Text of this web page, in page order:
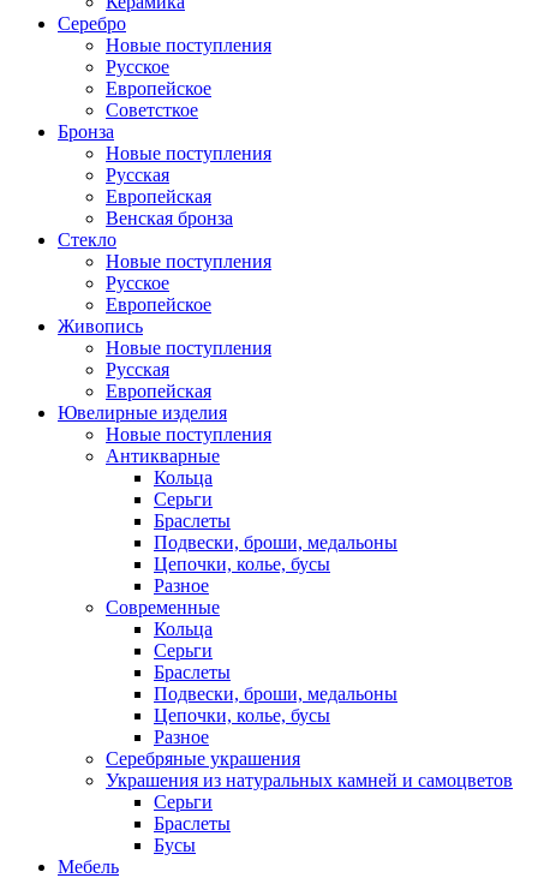
Серебро
Новые поступления
Русское
Европейское
Советсткое
Бронза
Новые поступления
Русская
Европейская
Венская бронза
Стекло
Новые поступления
Русское
Европейское
Живопись
Новые поступления
Русская
Европейская
Ювелирные изделия
Новые поступления
Антикварные
Кольца
Серьги
Браслеты
Подвески, броши, медальоны
Цепочки, колье, бусы
Разное
Современные
Кольца
Серьги
Браслеты
Подвески, броши, медальоны
Цепочки, колье, бусы
Разное
Серебряные украшения
Украшения из натуральных камней и самоцветов
Серьги
Браслеты
Бусы
Мебель